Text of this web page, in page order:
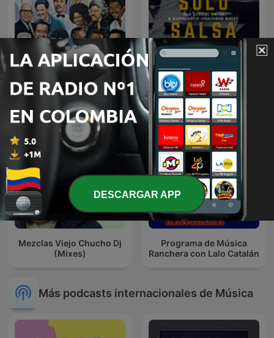
BOLEROS EN VOCES
SALSERAS
Solo Salsa
Mezclas Viejo Chucho Dj
(Mixes)
Programa de Música
Ranchera con Lalo Catalán
Más podcasts internacionales de Música
DESCARGAR APP